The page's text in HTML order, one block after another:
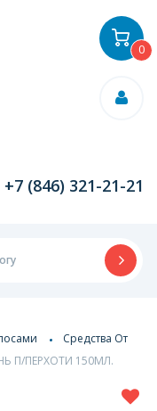
+7 (846) 321-21-21
0
Средства От
П/ПЕРХОТИ 150МЛ.